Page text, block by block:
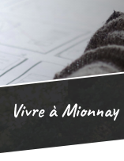
Vivre à Mionnay